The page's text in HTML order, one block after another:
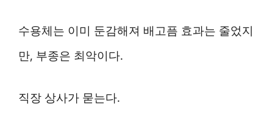
수용체는 이미 둔감해져 배고픔 효과는 줄었지
만, 부종은 최악이다.
직장 상사가 묻는다.